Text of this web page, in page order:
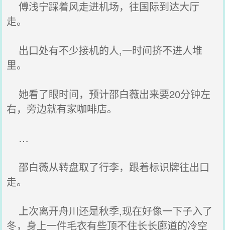
傅浅宁踩着风走进机场，往国际到达大厅
走。
出口处有不少接机的人,一时间挤不进人堆
里。
她看了眼时间，预计邵白薇出来要20分钟左
右，旁边就有家咖啡店。
…
邵白薇从转盘取了行李，跟着标识牌往出口
走。
上次离开舟川还是秋季,现在好像一下子入了
冬，身上一件毛衣有些顶不住长长廊道的冷空